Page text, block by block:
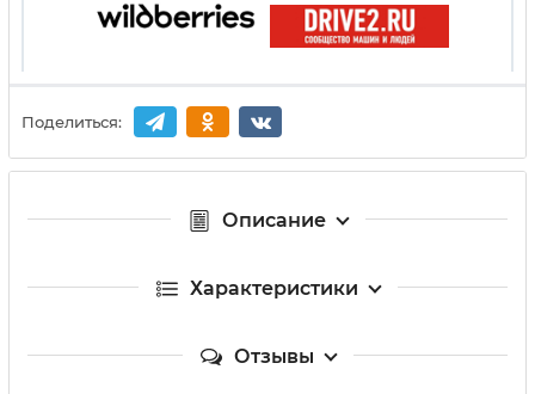
Поделиться:
Описание
Характеристики
Отзывы